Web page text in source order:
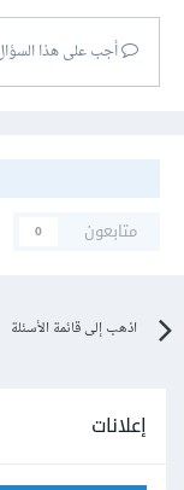
أجب على هذا
متابعون
0
اذهب إلى قائمة الأسئلة
إعلانات